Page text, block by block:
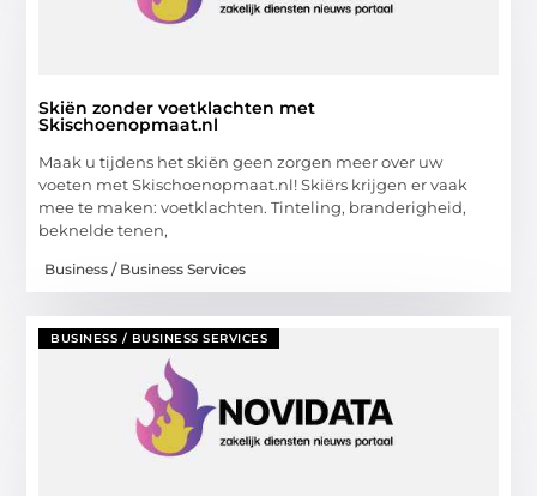
Skiën zonder voetklachten met
Skischoenopmaat.nl
Maak u tijdens het skiën geen zorgen meer over uw
voeten met Skischoenopmaat.nl! Skiërs krijgen er vaak
mee te maken: voetklachten. Tinteling, branderigheid,
beknelde tenen,
Business / Business Services
BUSINESS / BUSINESS SERVICES